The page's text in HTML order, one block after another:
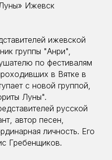
Ижевск
ижевской
группы "Анри",
по фестивалям
в Вятке в
с новой группой,
Луны".
русской
автор песен,
личность. Его
Гребенщиков.